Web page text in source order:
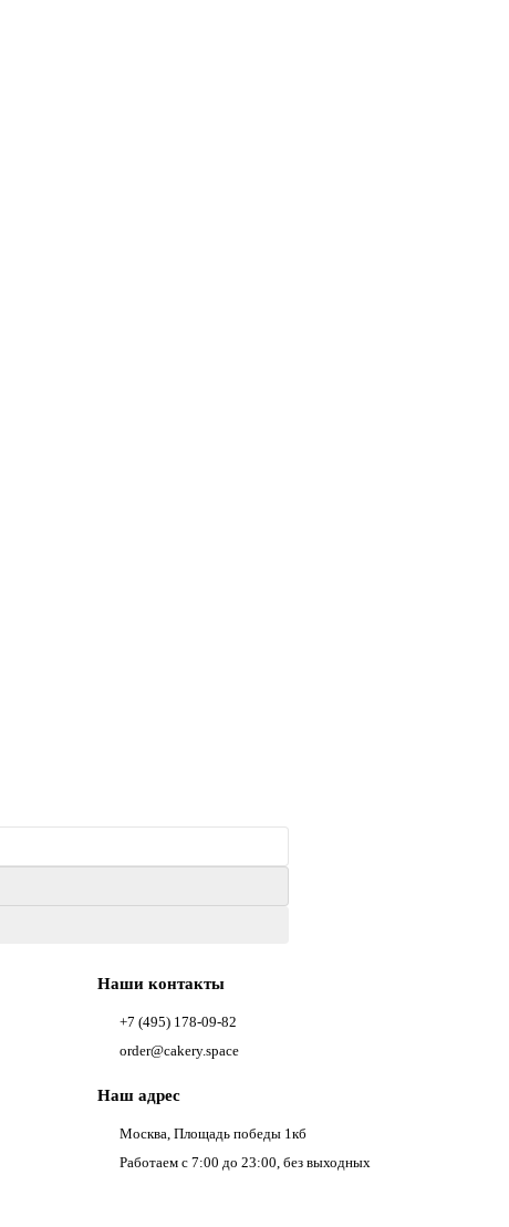
Наши контакты
+7 (495) 178-09-82
order@cakery.space
Наш адрес
Москва, Площадь победы 1кб
Работаем с 7:00 до 23:00, без выходных